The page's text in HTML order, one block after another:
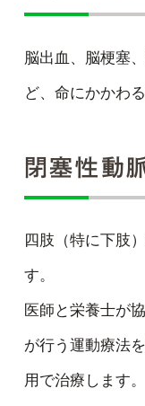
脳出血、脳梗塞
ど、命にかかわ
閉塞性動
四肢（特に下肢
す。
医師と栄養士が
が行う運動療法
用で治療します。